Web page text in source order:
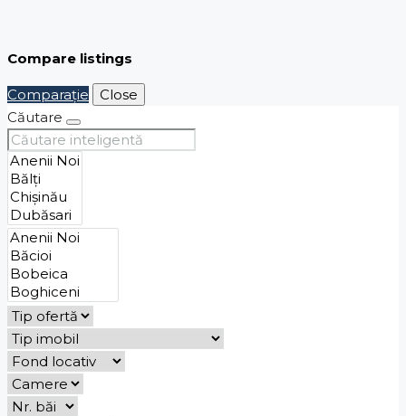
Compare listings
Comparaţie
Close
Căutare